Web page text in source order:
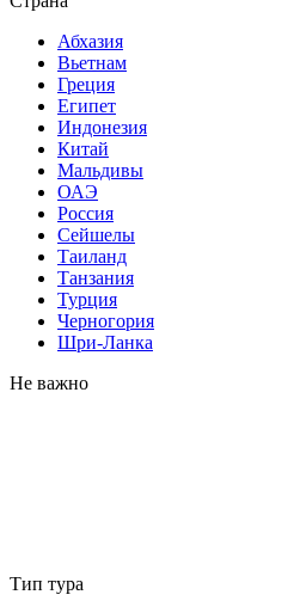
Абхазия
Вьетнам
Греция
Египет
Индонезия
Китай
Мальдивы
ОАЭ
Россия
Сейшелы
Таиланд
Танзания
Турция
Черногория
Шри-Ланка
Не важно
Тип тура